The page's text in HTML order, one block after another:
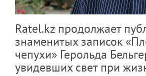
Ratel.kz продолжает
знаменитых записок
чепухи» Герольда
увидевших свет при